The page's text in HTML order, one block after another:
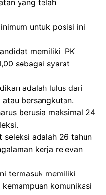
yang telah
untuk posisi ini
memiliki IPK
sebagai syarat
adalah lulus dari
bersangkutan.
berusia maksimal 24
seleksi adalah 26 tahun
kerja relevan
termasuk memiliki
komunikasi